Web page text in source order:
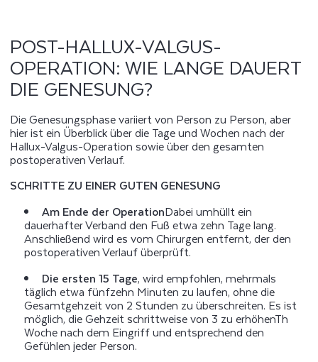
POST-HALLUX-VALGUS-
OPERATION: WIE LANGE DAUERT
DIE GENESUNG?
Die Genesungsphase variiert von Person zu Person, aber
hier ist ein Überblick über die Tage und Wochen nach der
Hallux-Valgus-Operation sowie über den gesamten
postoperativen Verlauf.
SCHRITTE ZU EINER GUTEN GENESUNG
Am Ende der OperationDabei umhüllt ein
dauerhafter Verband den Fuß etwa zehn Tage lang.
Anschließend wird es vom Chirurgen entfernt, der den
postoperativen Verlauf überprüft.
Die ersten 15 Tage, wird empfohlen, mehrmals
täglich etwa fünfzehn Minuten zu laufen, ohne die
Gesamtgehzeit von 2 Stunden zu überschreiten. Es ist
möglich, die Gehzeit schrittweise von 3 zu erhöhenTh
Woche nach dem Eingriff und entsprechend den
Gefühlen jeder Person.